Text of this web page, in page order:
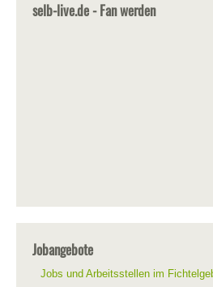
selb-live.de - Fan werden
Jobangebote
Jobs und Arbeitsstellen im